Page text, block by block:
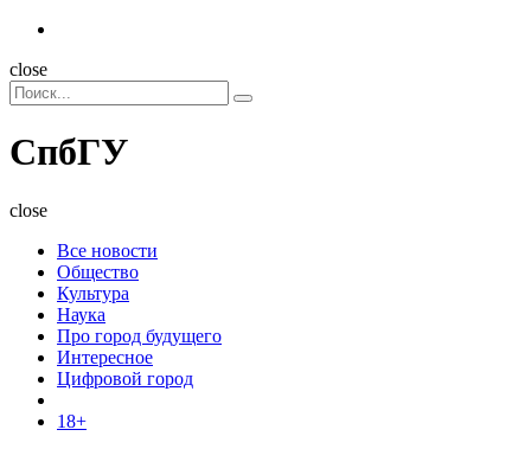
Поиск
close
Search
for:
Поиск
СпбГУ
close
Все новости
Общество
Культура
Наука
Про город будущего
Интересное
Цифровой город
18+